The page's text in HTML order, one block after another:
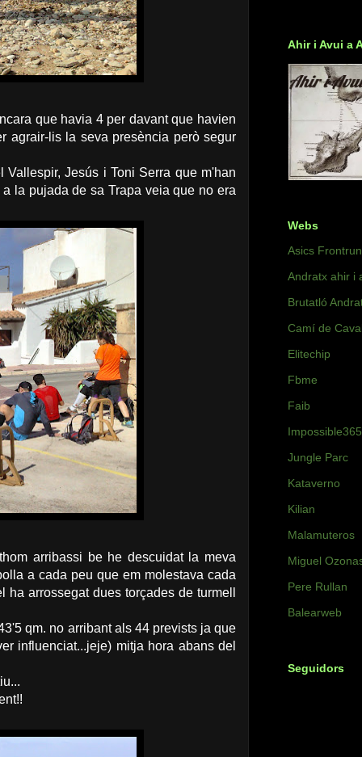
que havia 4 per davant que havien
agrair-lis la seva presència però segur
Jesús i Toni Serra que m'han
la pujada de sa Trapa veia que no era
arribassi be he descuidat la meva
a cada peu que em molestava cada
arrossegat dues torçades de turmell
qm. no arribant als 44 prevists ja que
influenciat...jeje) mitja hora abans del
Ahir i Avui a
Webs
Asics
Andratx ahir i
Brutatló
Camí de
Elitechip
Fbme
Faib
Impossible365
Jungle Parc
Kataverno
Kilian
Malamuteros
Miguel
Pere Rullan
Balearweb
Seguidors